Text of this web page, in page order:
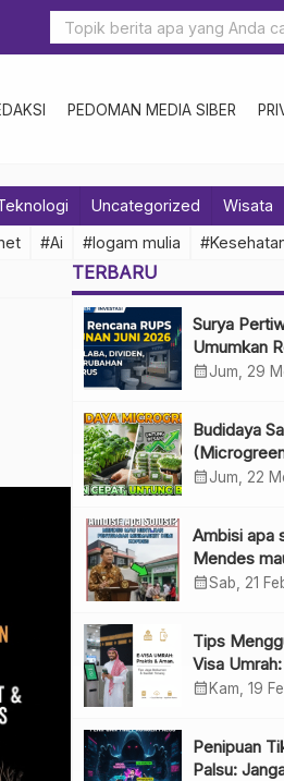
PEDOMAN MEDIA SIBER
Uncategorized Wisata
#Ai #logam mulia
TERBARU
Surya
Umumkan
RUPS
Penguru
calendar_monthJum, 29
Budidaya
Cepat,
calendar_monthJum, 22
Ambisi apa
Mendes
penyebaran
calendar_monthSab, 21
Tips
Visa
Cepat
calendar_month Kam, 19
Penipuan
Palsu: